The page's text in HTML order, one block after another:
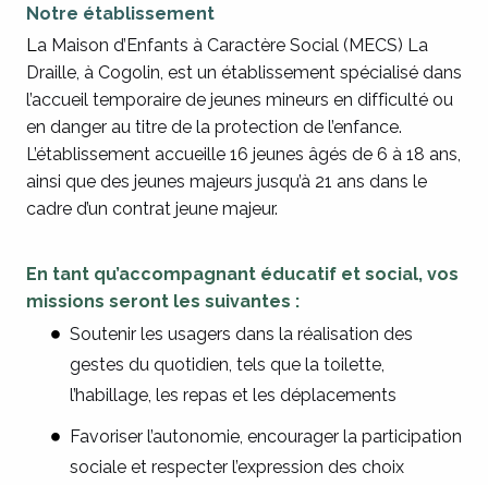
Notre établissement
L a Maison d’Enfants à Caractère Social (MECS) La
Draille, à Cogolin, est un établissement spécialisé dans
l’accueil temporaire de jeunes mineurs en difficulté ou
en danger au titre de la protection de l’enfance.
L’établissement accueille 16 jeunes âgés de 6 à 18 ans,
ainsi que des jeunes majeurs jusqu’à 21 ans dans le
cadre d’un contrat jeune majeur.
En tant qu’accompagnant éducatif et social, vos
missions seront les suivantes :
Soutenir les usagers dans la réalisation des
gestes du quotidien, tels que la toilette,
l’habillage, les repas et les déplacements
Favoriser l’autonomie, encourager la participation
sociale et respecter l’expression des choix